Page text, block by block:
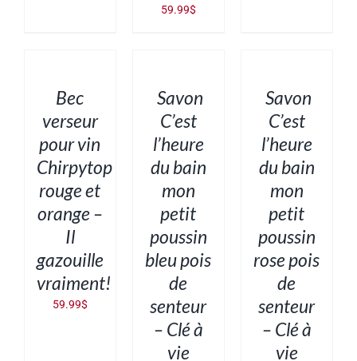
59.99$
DÉTAILSBec
verseur
pour vin
Chirpytop
rouge et
orange –
Il
gazouille
vraiment!
59.99$
DÉTAILSSavon
C’est
l’heure
du bain
mon
petit
poussin
bleu pois
de
senteur
– Clé à
vie
DÉTAILSSavon
C’est
l’heure
du bain
mon
petit
poussin
rose pois
de
senteur
– Clé à
vie